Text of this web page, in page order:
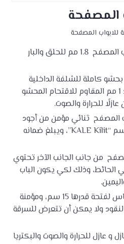
المصفحة
للابواب المصفحة
سمك الحديد الخارجي للباب المصفح 1.8 مم للحلق والبار
كاملة للشلفة الداخلية
بقطاعات اوميجا من الحديد 1 مم المقاوم للاقتحام المحشو
للحرارة والصوت.
المصفح ثنائي مؤمن من أجود
الأنواع التركية التي تحمل اسم “KALE Kilit”، ويبلغ ضمانه
من جانب الجانب الآخر تحتوي
في الحائط، وذلك لكي يكون الباب
يوجد مع الباب المصفح ترباس لفتحة قدرها 15 سم، ومؤمنة
ولا يمكن أن تتعرض للسرقة
عازل للحرارة والصوت والبكتريا